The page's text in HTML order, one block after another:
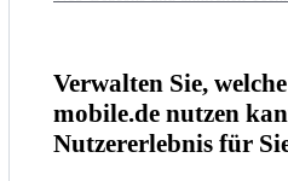
Verwalten Sie,
mobile.de nutzen
Nutzererlebnis für